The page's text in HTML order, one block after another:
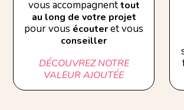
vous accompagnenttout
au long de votre projet
pour vous écouteret vous
conseiller
DÉCOUVREZ NOTRE
VALEUR AJOUTÉE